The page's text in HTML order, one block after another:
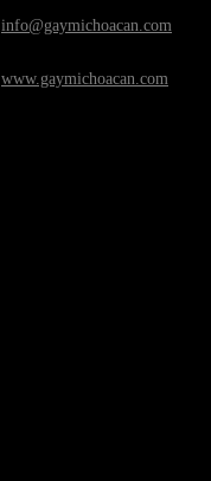
info@gaymichoacan.com
www.gaymichoacan.com